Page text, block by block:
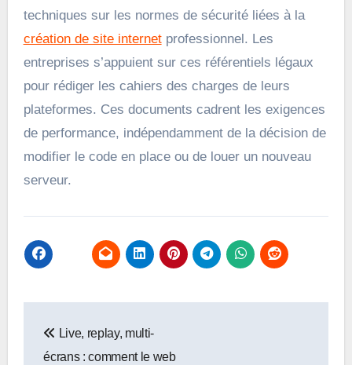
techniques sur les normes de sécurité liées à la
création de site internetprofessionnel. Les
entreprises s’appuient sur ces référentiels légaux
pour rédiger les cahiers des charges de leurs
plateformes. Ces documents cadrent les exigences
de performance, indépendamment de la décision de
modifier le code en place ou de louer un nouveau
serveur.
de
Live, replay, multi-
écrans : comment le web